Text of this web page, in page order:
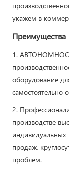
укажем в
Преимущества
1.
оборудование
самостоятельно
2.
производстве
индивидуальных
продаж,
проблем.